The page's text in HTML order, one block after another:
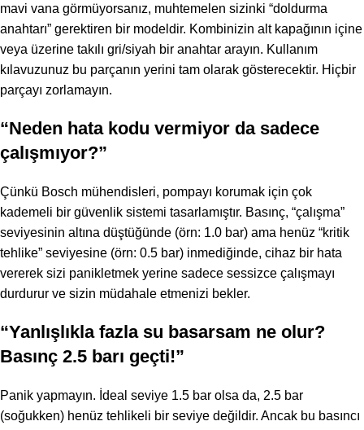
mavi vana görmüyorsanız, muhtemelen sizinki “doldurma
anahtarı” gerektiren bir modeldir. Kombinizin alt kapağının içine
veya üzerine takılı gri/siyah bir anahtar arayın. Kullanım
kılavuzunuz bu parçanın yerini tam olarak gösterecektir. Hiçbir
parçayı zorlamayın.
“Neden hata kodu vermiyor da sadece
çalışmıyor?”
Çünkü Bosch mühendisleri, pompayı korumak için çok
kademeli bir güvenlik sistemi tasarlamıştır. Basınç, “çalışma”
seviyesinin altına düştüğünde (örn: 1.0 bar) ama henüz “kritik
tehlike” seviyesine (örn: 0.5 bar) inmediğinde, cihaz bir hata
vererek sizi panikletmek yerine sadece sessizce çalışmayı
durdurur ve sizin müdahale etmenizi bekler.
“Yanlışlıkla fazla su basarsam ne olur?
Basınç 2.5 barı geçti!”
Panik yapmayın. İdeal seviye 1.5 bar olsa da, 2.5 bar
(soğukken) henüz tehlikeli bir seviye değildir. Ancak bu basıncı